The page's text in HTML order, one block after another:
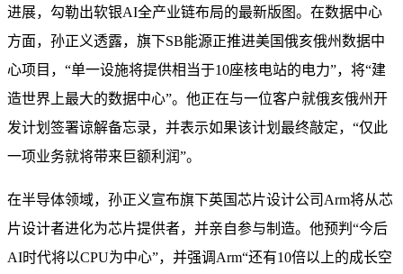
进展，勾勒出软银AI全产业链布局的最新版图。在数据中心
方面，孙正义透露，旗下SB能源正推进美国俄亥俄州数据中
心项目，“单一设施将提供相当于10座核电站的电力”，将“建
造世界上最大的数据中心”。他正在与一位客户就俄亥俄州开
发计划签署谅解备忘录，并表示如果该计划最终敲定，“仅此
一项业务就将带来巨额利润”。
在半导体领域，孙正义宣布旗下英国芯片设计公司Arm将从芯
片设计者进化为芯片提供者，并亲自参与制造。他预判“今后
AI时代将以CPU为中心”，并强调Arm“还有10倍以上的成长空